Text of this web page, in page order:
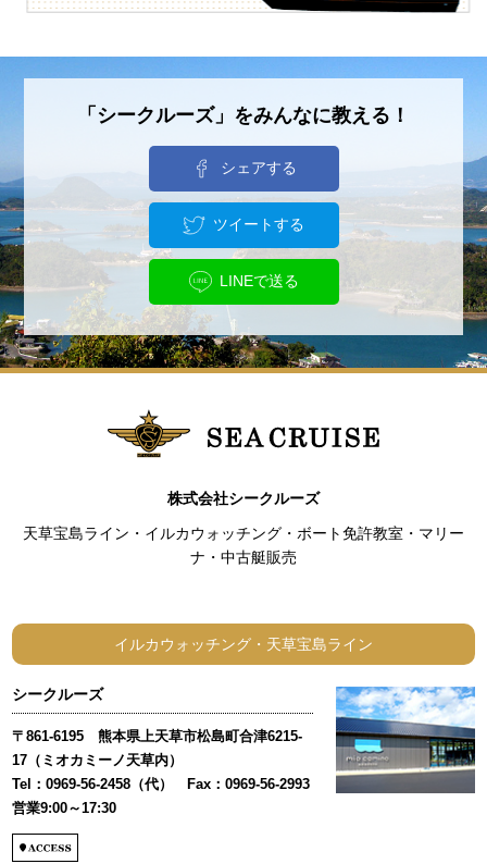
「シークルーズ」をみんなに教える！
シェアする
ツイートする
LINEで送る
株式会社シークルーズ
天草宝島ライン・イルカウォッチング・ボート免許教室・マリー
ナ・中古艇販売
イルカウォッチング・天草宝島ライン
シークルーズ
〒861-6195 熊本県上天草市松島町合津6215-
17（ミオカミーノ天草内）
Tel：0969-56-2458（代） Fax：0969-56-2993
営業9:00～17:30